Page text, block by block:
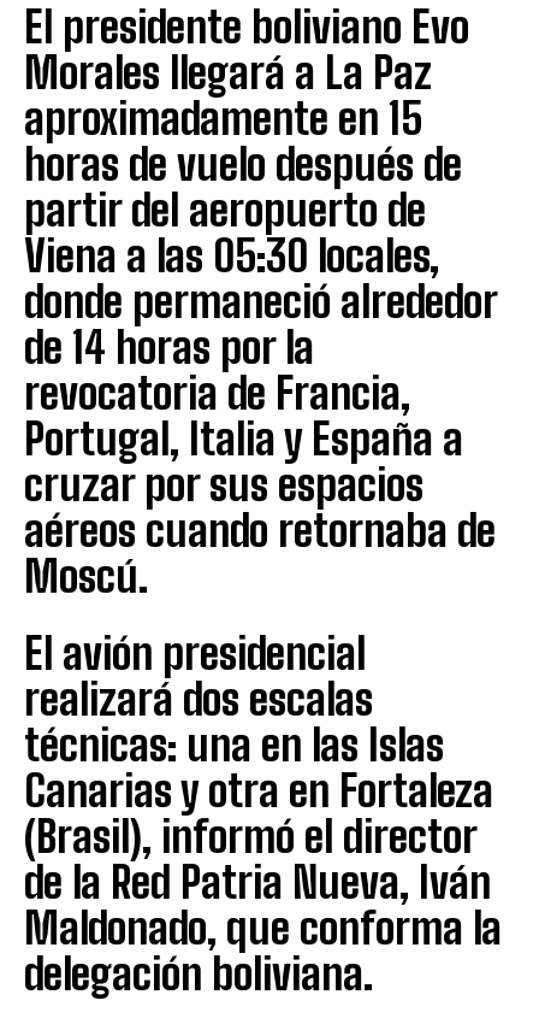
El presidente boliviano Evo
Morales llegará a La Paz
aproximadamente en 15
horas de vuelo después de
partir del aeropuerto de
Viena a las 05:30 locales,
donde permaneció alrededor
de 14 horas por la
revocatoria de Francia,
Portugal, Italia y España a
cruzar por sus espacios
aéreos cuando retornaba de
Moscú.
El avión presidencial
realizará dos escalas
técnicas: una en las Islas
Canarias y otra en Fortaleza
(Brasil), informó el director
de la Red Patria Nueva, Iván
Maldonado, que conforma la
delegación boliviana.